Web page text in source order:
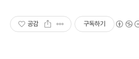
공감 구독하기